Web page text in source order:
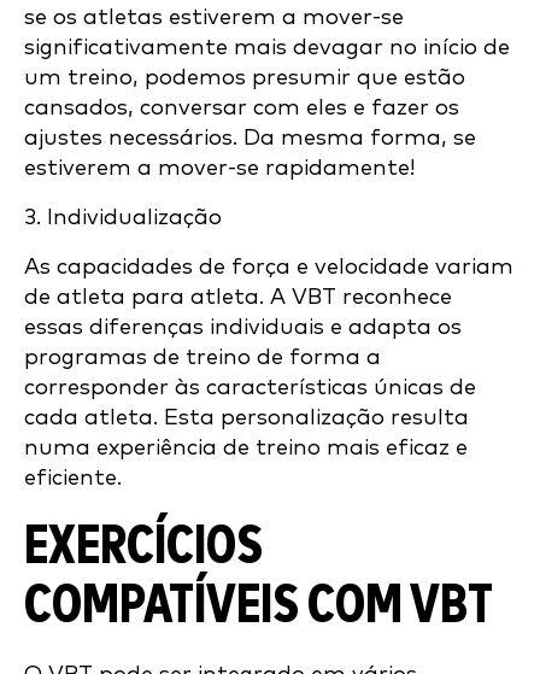
se os atletas estiverem a mover-se
significativamente mais devagar no início de
um treino, podemos presumir que estão
cansados, conversar com eles e fazer os
ajustes necessários. Da mesma forma, se
estiverem a mover-se rapidamente!
3. Individualização
As capacidades de força e velocidade variam
de atleta para atleta. A VBT reconhece
essas diferenças individuais e adapta os
programas de treino de forma a
corresponder às características únicas de
cada atleta. Esta personalização resulta
numa experiência de treino mais eficaz e
eficiente.
EXERCÍCIOS
COMPATÍVEIS COM VBT